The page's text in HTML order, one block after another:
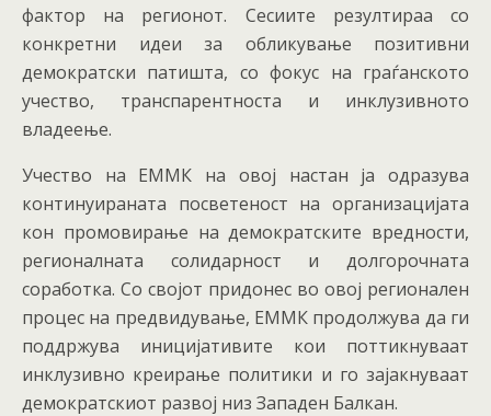
фактор на регионот. Сесиите резултираа со
конкретни идеи за обликување позитивни
демократски патишта, со фокус на граѓанското
учество, транспарентноста и инклузивното
владеење.
Учество на ЕММК на овој настан ја одразува
континуираната посветеност на организацијата
кон промовирање на демократските вредности,
регионалната солидарност и долгорочната
соработка. Со својот придонес во овој регионален
процес на предвидување, ЕММК продолжува да ги
поддржува иницијативите кои поттикнуваат
инклузивно креирање политики и го зајакнуваат
демократскиот развој низ Западен Балкан.